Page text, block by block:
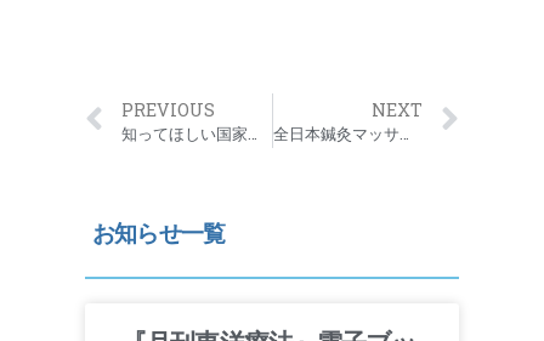
PREVIOUS NEXT
お知らせ一覧